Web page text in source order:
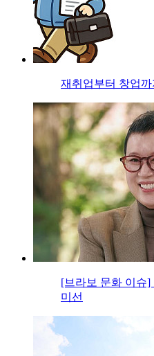
재취업부터 창업
[브라보 문화 이슈
미선